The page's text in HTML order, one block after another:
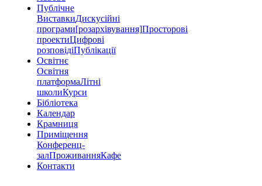
Публічне
ВиставкиДискусійні
програми[розархівування]Просторові
проектиЦифрові
розповідіПублікації
Освітнє
Освітня
платформаЛітні
школиКурси
Бібліотека
Календар
Крамниця
Приміщення
Конференц-
залПроживанняКафе
Контакти